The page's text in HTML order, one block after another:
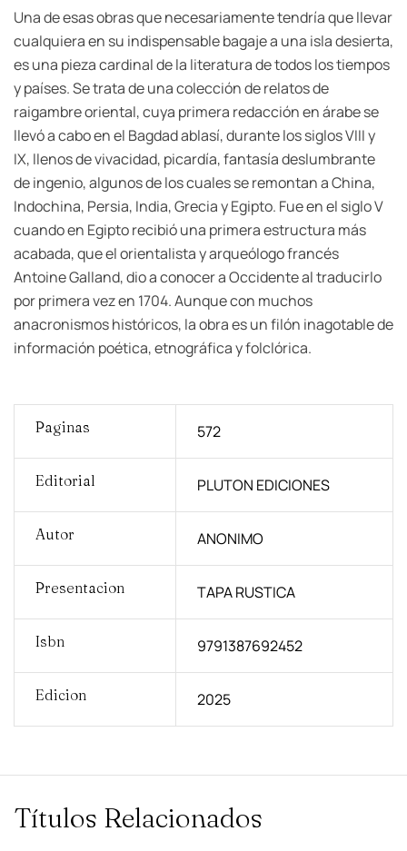
Una de esas obras que necesariamente tendría que llevar
cualquiera en su indispensable bagaje a una isla desierta,
es una pieza cardinal de la literatura de todos los tiempos
y países. Se trata de una colección de relatos de
raigambre oriental, cuya primera redacción en árabe se
llevó a cabo en el Bagdad ablasí, durante los siglos VIII y
IX, llenos de vivacidad, picardía, fantasía deslumbrante
de ingenio, algunos de los cuales se remontan a China,
Indochina, Persia, India, Grecia y Egipto. Fue en el siglo V
cuando en Egipto recibió una primera estructura más
acabada, que el orientalista y arqueólogo francés
Antoine Galland, dio a conocer a Occidente al traducirlo
por primera vez en 1704. Aunque con muchos
anacronismos históricos, la obra es un filón inagotable de
información poética, etnográfica y folclórica.
Paginas 572
Editorial PLUTON EDICIONES
Autor ANONIMO
Presentacion TAPA RUSTICA
Isbn 9791387692452
Edicion 2025
Títulos Relacionados